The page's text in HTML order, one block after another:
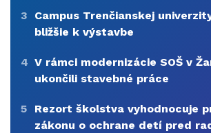
3
Campus Trenčianskej
bližšie k výstavbe
4 V rámci modernizácie SOŠ v
ukončili stavebné práce
5
Rezort školstva vyhodnocuje
zákonu o ochrane detí pred